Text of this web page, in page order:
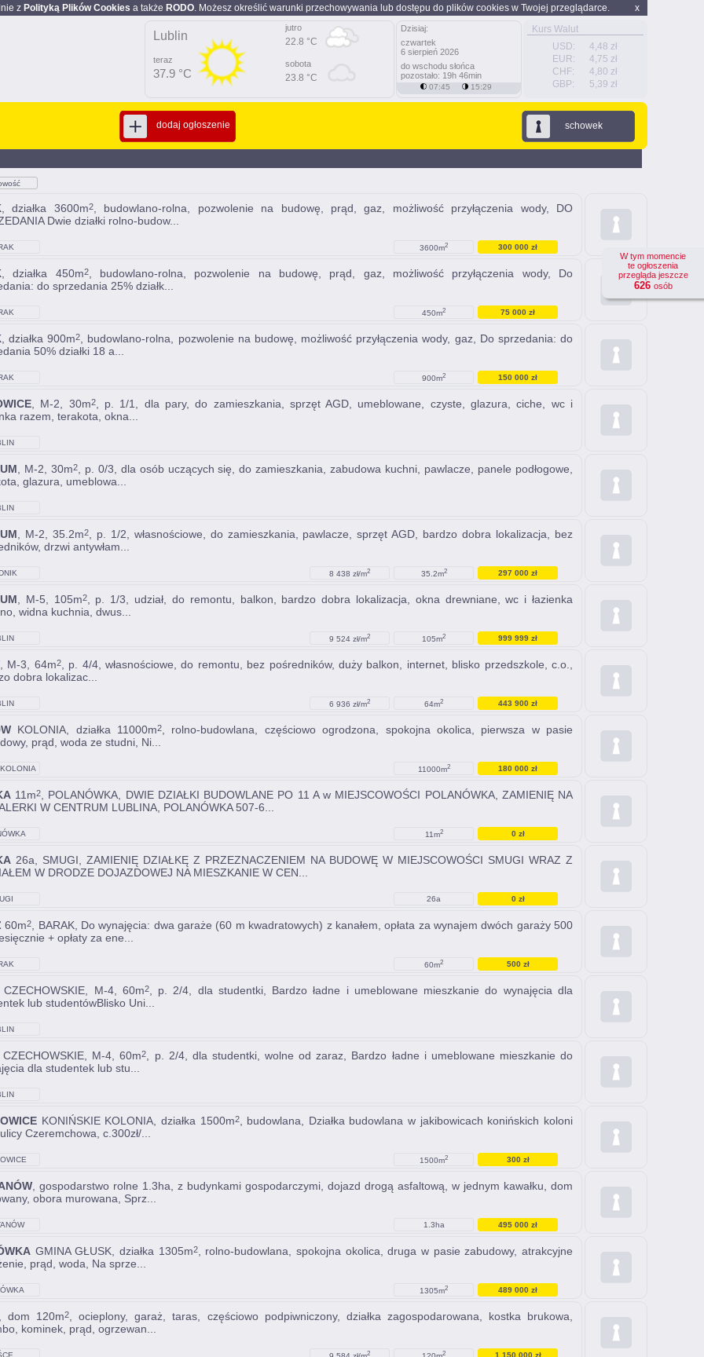
x
z Polityką Plików Cookies a także RODO. Możesz określić warunki przechowywania lub dostępu do plików cookies w Twojej przeglądarce.
Kurs Walut
USD:
4,48 zł
EUR:
4,75 zł
CHF:
4,80 zł
GBP:
5,39 zł
Lublin
teraz
37.9 °C
jutro
22.8 °C
sobota
23.8 °C
Dzisiaj:
czwartek
6 sierpień 2026
do wschodu słońca
pozostało: 19h 46min
07:45 15:29
schowek
dodaj ogłoszenie
W tym momencie
te ogłoszenia
przegląda jeszcze
626 osób
, działka 3600m2, budowlano-rolna, pozwolenie na budowę, prąd, gaz, możliwość przyłączenia wody, DO
Dwie działki rolno-budow...
300 000 zł
3600m2
, działka 450m2, budowlano-rolna, pozwolenie na budowę, prąd, gaz, możliwość przyłączenia wody, Do
do sprzedania 25% działk...
75 000 zł
450m2
, działka 900m2
, budowlano-rolna, pozwolenie na budowę, możliwość przyłączenia wody, gaz, Do sprzedania: do
50% działki 18 a...
150 000 zł
900m2
, M-2, 30m2, p. 1/1, dla pary, do zamieszkania, sprzęt AGD, umeblowane, czyste, glazura, ciche, wc i
razem, terakota, okna...
, M-2, 30m2, p. 0/3, dla osób uczących się, do zamieszkania, zabudowa kuchni, pawlacze, panele podłogowe,
glazura, umeblowa...
, M-2, 35.2m2, p. 1/2, własnościowe, do zamieszkania, pawlacze, sprzęt AGD, bardzo dobra lokalizacja, bez
drzwi antywłam...
297 000 zł
35.2m2
8 438 zł/m2
, M-5, 105m2, p. 1/3, udział, do remontu, balkon, bardzo dobra lokalizacja, okna drewniane, wc i łazienka
widna kuchnia, dwus...
999 999 zł
105m2
9 524 zł/m2
, M-3, 64m2, p. 4/4, własnościowe, do remontu, bez pośredników, duży balkon, internet, blisko przedszkole, c.o.,
dobra lokalizac...
443 900 zł
64m2
6 936 zł/m2
KOLONIA, działka 11000m2
, rolno-budowlana, częściowo ogrodzona, spokojna okolica, pierwsza w pasie
prąd, woda ze studni, Ni...
180 000 zł
11000m2
11m2
, POLANÓWKA, DWIE DZIAŁKI BUDOWLANE PO 11 A w MIEJSCOWOŚCI POLANÓWKA, ZAMIENIĘ NA
W CENTRUM LUBLINA, POLANÓWKA 507-6...
0 zł
11m2
26a, SMUGI, ZAMIENIĘ DZIAŁKĘ Z PRZEZNACZENIEM NA BUDOWĘ W MIEJSCOWOŚCI SMUGI WRAZ Z
W DRODZE DOJAZDOWEJ NA MIESZKANIE W CEN...
0 zł
26a
60m2
, BARAK, Do wynajęcia: dwa garaże (60 m kwadratowych) z kanałem, opłata za wynajem dwóch garaży 500
+ opłaty za ene...
500 zł
60m2
CZECHOWSKIE, M-4, 60m2, p. 2/4, dla studentki, Bardzo ładne i umeblowane mieszkanie do wynajęcia dla
lub studentówBlisko Uni...
CZECHOWSKIE, M-4, 60m2
, p. 2/4, dla studentki, wolne od zaraz, Bardzo ładne i umeblowane mieszkanie do
dla studentek lub stu...
KONIŃSKIE KOLONIA, działka 1500m2, budowlana, Działka budowlana w jakibowicach konińskich koloni
Czeremchowa, c.300zł/...
300 zł
1500m2
, gospodarstwo rolne 1.3ha, z budynkami gospodarczymi, dojazd drogą asfaltową, w jednym kawałku, dom
obora murowana, Sprz...
495 000 zł
1.3ha
GMINA GŁUSK, działka 1305m2, rolno-budowlana, spokojna okolica, druga w pasie zabudowy, atrakcyjne
prąd, woda, Na sprze...
489 000 zł
1305m2
, dom 120m2
, ocieplony, garaż, taras, częściowo podpiwniczony, działka zagospodarowana, kostka brukowa,
kominek, prąd, ogrzewan...
1 150 000 zł
2
2